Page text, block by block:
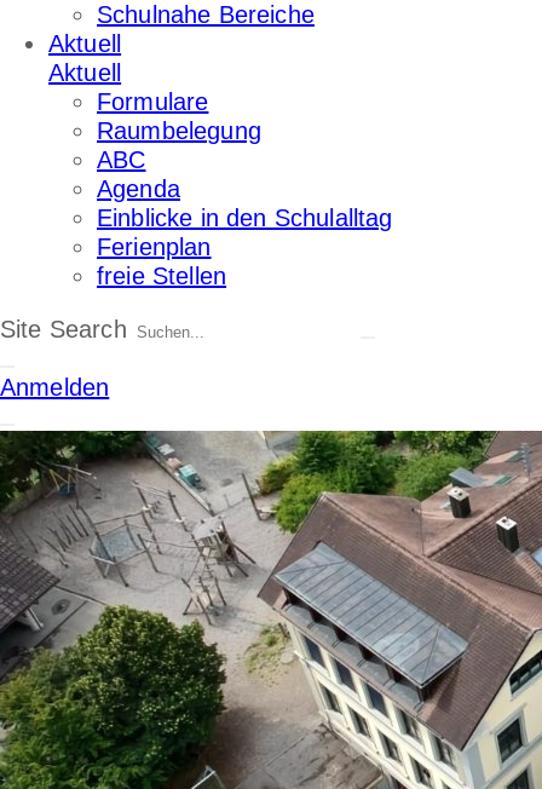
Schulnahe Bereiche
Aktuell
Aktuell
Formulare
Raumbelegung
ABC
Agenda
Einblicke in den Schulalltag
Ferienplan
freie Stellen
Site Search
Anmelden